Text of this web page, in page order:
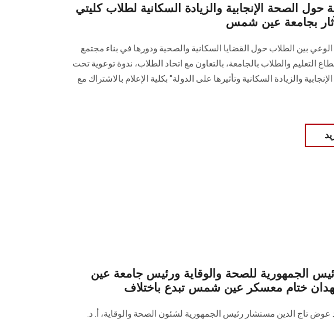
حول الصحة الإنجابية والزيادة السكانية لطلاب كليتي
بجامعة عين شمس
بين الطلاب حول القضايا السكانية والصحية ودورها في بناء مجتمع
التعليم والطلاب بالجامعة، بالتعاون مع اتحاد الطلاب، ندوة توعوية تحت
والزيادة السكانية وتأثيرها على الدولة" بكلية الإعلام بالاشتراك مع
الجمهورية للصحة والوقاية ورئيس جامعة عين
ختام معسكر عين شمس تبدع باختلاف
تاج الدين مستشار رئيس الجمهورية لشئون الصحة والوقاية، أ. د.